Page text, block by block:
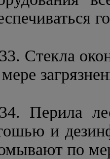
33. Стекла
34. Перила
и
по